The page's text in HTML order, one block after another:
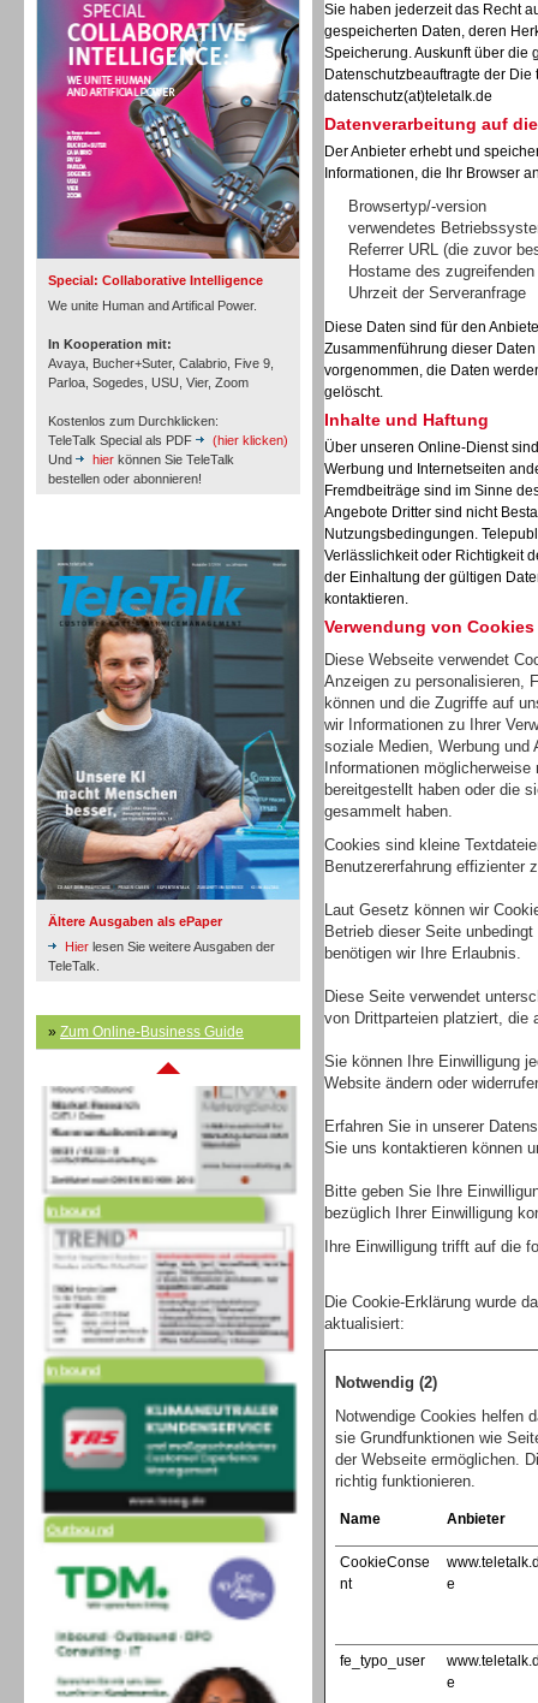
Special: Collaborative Intelligence
We unite Human and Artifical Power.
In Kooperation mit:
Avaya, Bucher+Suter, Calabrio, Five 9,
Parloa, Sogedes, USU, Vier, Zoom
Kostenlos zum Durchklicken:
TeleTalk Special als PDF
(hier klicken)
Und
hier können Sie TeleTalk
bestellen oder abonnieren!
Ältere Ausgaben als ePaper
Hier lesen Sie weitere Ausgaben der
TeleTalk.
» Zum Online-Business Guide
Personal
Inbound
Inbound
Inbound
Inbound
Inbound
Outbound
Sie haben jederzeit das Recht
gespeicherten Daten, deren
Speicherung. Auskunft über die
Datenschutzbeauftragte der
datenschutz(at)teletalk.de
Datenverarbeitung auf
Der Anbieter erhebt und
Informationen, die Ihr Browser
Browsertyp/-version
verwendetes
Referrer URL (die zuvor
Hostame des
Uhrzeit der Serveranfrage
Diese Daten sind für den
Zusammenführung dieser
vorgenommen, die Daten
gelöscht.
Inhalte und Haftung
Über unseren Online-Dienst
Werbung und Internetseiten
Fremdbeiträge sind im Sinne
Angebote Dritter sind nicht
Nutzungsbedingungen.
Verlässlichkeit oder Richtigkeit
der Einhaltung der gültigen
kontaktieren.
Verwendung von Cookies
Diese Webseite verwendet
Anzeigen zu personalisieren,
können und die Zugriffe auf
wir Informationen zu Ihrer
soziale Medien, Werbung und
Informationen
bereitgestellt haben oder die
gesammelt haben.
Cookies sind kleine
Benutzererfahrung effizienter
Laut Gesetz können wir
Betrieb dieser Seite
benötigen wir Ihre Erlaubnis.
Diese Seite verwendet
von Drittparteien platziert, die
Sie können Ihre Einwilligung
Website ändern oder
Erfahren Sie in unserer
Sie uns kontaktieren können
Bitte geben Sie Ihre
bezüglich Ihrer Einwilligung
Ihre Einwilligung trifft auf die
Die Cookie-Erklärung wurde
aktualisiert:
Notwendig (2)
Notwendige Cookies helfen
sie Grundfunktionen wie
der Webseite ermöglichen.
richtig funktionieren.
Name Anbieter
CookieConse
nt
e
fe_typo_user
e